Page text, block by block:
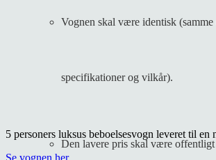
Vognen skal være identisk
specifikationer og vilkår).
Den lavere pris skal være
5 personers luksus beboelsesvogn leveret til en
Se vognen her